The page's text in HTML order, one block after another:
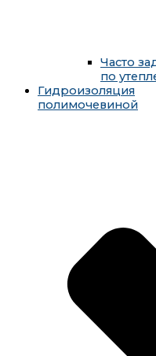
Часто
по
Гидроизоляция
полимочевиной